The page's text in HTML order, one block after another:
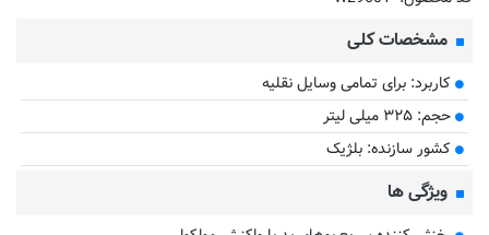
مشخصات کلی
کاربرد: برای تمامی وسایل نقلیه
حجم: ۳۲۵ میلی لیتر
کشور سازنده: بلژیک
ویژگی ها